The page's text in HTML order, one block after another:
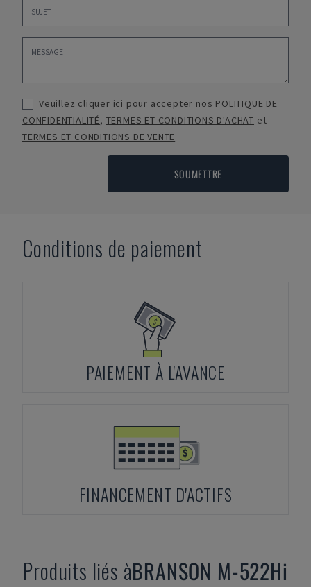
Veuillez cliquer ici pour accepter nos POLITIQUE DE
CONFIDENTIALITÉ, TERMES ET CONDITIONS D'ACHAT et
TERMES ET CONDITIONS DE VENTE
SOUMETTRE
Conditions de paiement
PAIEMENT À L'AVANCE
FINANCEMENT D'ACTIFS
Produits liés àBRANSON M-522Hi